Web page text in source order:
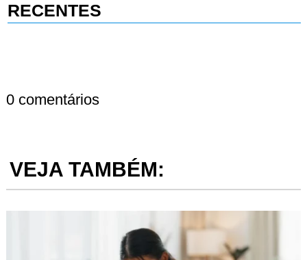
RECENTES
0 comentários
VEJA TAMBÉM: